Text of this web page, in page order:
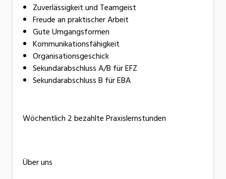
Zuverlässigkeit und Teamgeist
Freude an praktischer Arbeit
Gute Umgangsformen
Kommunikationsfähigkeit
Organisationsgeschick
Sekundarabschluss A/B für EFZ
Sekundarabschluss B für EBA
Wöchentlich 2 bezahlte Praxislernstunden
Über uns